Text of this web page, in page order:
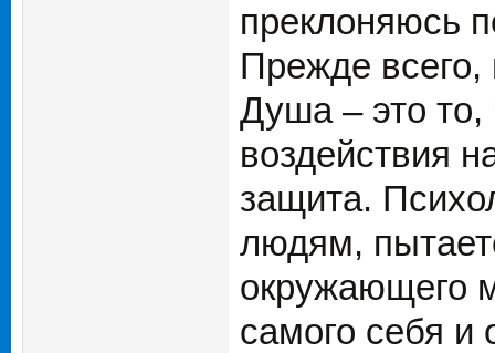
преклоняюсь
Прежде всего,
Душа – это то,
воздействия
защита.
людям,
окружающего
самого себя